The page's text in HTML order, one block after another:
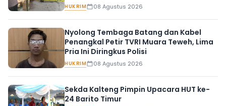
HUKRIM 08 Agustus 2026
Nyolong Tembaga Batang dan Kabel
Penangkal Petir TVRI Muara Teweh, Lima
Pria Ini Diringkus Polisi
HUKRIM 08 Agustus 2026
Sekda Kalteng Pimpin Upacara HUT ke-
24 Barito Timur